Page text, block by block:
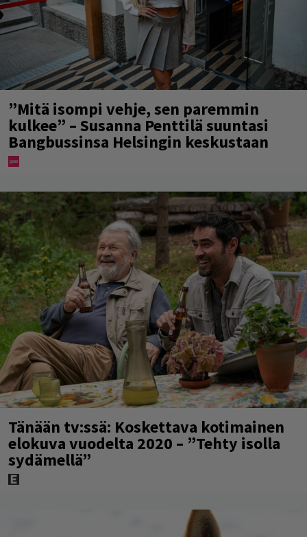
”Mitä isompi vehje, sen paremmin
kulkee” – Susanna Penttilä suuntasi
Bangbussinsa Helsingin keskustaan
Tänään tv:ssä: Koskettava kotimainen
elokuva vuodelta 2020 – ”Tehty isolla
sydämellä”